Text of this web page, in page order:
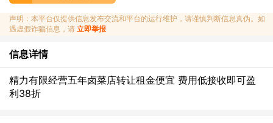
声明：本平台仅提供信息发布交流和平台的运行维护，请谨慎判断信息真伪。如
遇虚假诈骗信息，请 立即举报
信息详情
精力有限经营五年卤菜店转让租金便宜 费用低接收即可盈
利38折